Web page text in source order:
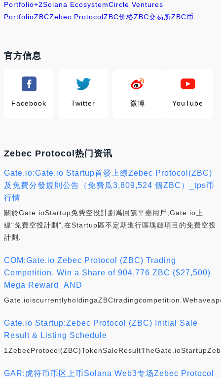
Portfolio+2Solana EcosystemCircle Ventures
PortfolioZBCZebec ProtocolZBC价格ZBC交易所ZBC币
官方信息
Facebook Twitter 微博 YouTube
Zebec Protocol热门资讯
Gate.io:Gate.io Startup首發上線Zebec Protocol(ZBC)
及免費分發規則公告（免費瓜3,809,524 個ZBC）_tps币
行情
關於Gate.ioStartup免費空投計劃爲回饋平臺用戶,Gate.io上
線“免費空投計劃”,在Startup區不定期進行區塊鏈項目的免費空投
計劃.
COM:Gate.io Zebec Protocol (ZBC) Trading
Competition, Win a Share of 904,776 ZBC ($27,500)
Mega Reward_AND
Gate.io Startup:Zebec Protocol (ZBC) Initial Sale
Result & Listing Schedule
GAR:虎符币币区上币Solana Web3专场Zebec Protocol